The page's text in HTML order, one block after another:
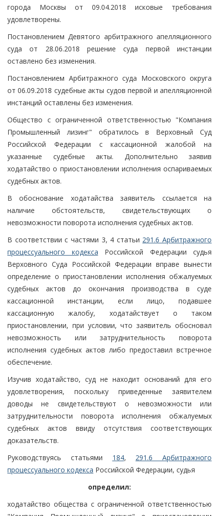
города Москвы от 09.04.2018 исковые требования
удовлетворены.
Постановлением Девятого арбитражного апелляционного
суда от 28.06.2018 решение суда первой инстанции
оставлено без изменения.
Постановлением Арбитражного суда Московского округа
от 06.09.2018 судебные акты судов первой и апелляционной
инстанций оставлены без изменения.
Общество с ограниченной ответственностью "Компания
Промышленный лизинг" обратилось в Верховный Суд
Российской Федерации с кассационной жалобой на
указанные судебные акты. Дополнительно заявив
ходатайство о приостановлении исполнения оспариваемых
судебных актов.
В обоснование ходатайства заявитель ссылается на
наличие обстоятельств, свидетельствующих о
невозможности поворота исполнения судебных актов.
В соответствии с частями 3, 4 статьи 291.6 Арбитражного
процессуального кодекса Российской Федерации судья
Верховного Суда Российской Федерации вправе вынести
определение о приостановлении исполнения обжалуемых
судебных актов до окончания производства в суде
кассационной инстанции, если лицо, подавшее
кассационную жалобу, ходатайствует о таком
приостановлении, при условии, что заявитель обосновал
невозможность или затруднительность поворота
исполнения судебных актов либо предоставил встречное
обеспечение.
Изучив ходатайство, суд не находит оснований для его
удовлетворения, поскольку приведенные заявителем
доводы не свидетельствуют о невозможности или
затруднительности поворота исполнения обжалуемых
судебных актов ввиду отсутствия соответствующих
доказательств.
Руководствуясь статьями 184, 291.6 Арбитражного
процессуального кодекса Российской Федерации, судья
определил:
ходатайство общества с ограниченной ответственностью